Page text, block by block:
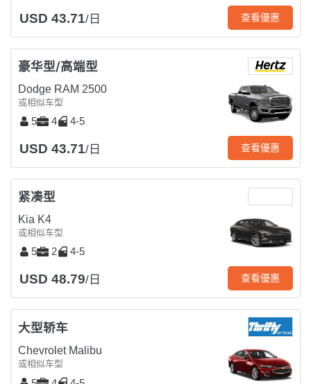
USD 43.71/日 查看優惠
豪华型/高端型
Dodge RAM 2500
或相似车型
5 4 4-5
USD 43.71/日 查看優惠
紧凑型
Kia K4
或相似车型
5 2 4-5
USD 48.79/日 查看優惠
大型轿车
Chevrolet Malibu
或相似车型